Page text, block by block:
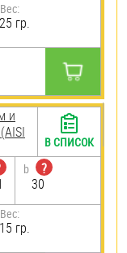
Вес:
гр.
и
b
?
30
Вес:
гр.
В СПИСОК